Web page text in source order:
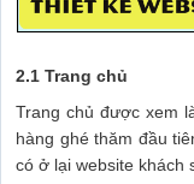
2.1 Trang chủ
Trang chủ được xem
hàng ghé thăm đầu
có ở lại website khách